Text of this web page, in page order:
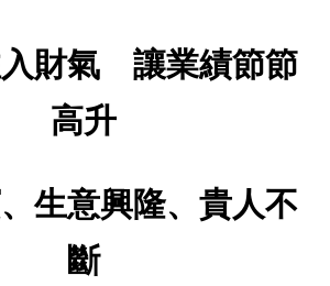
財氣 讓業績節節
高升
生意興隆、貴人不
斷